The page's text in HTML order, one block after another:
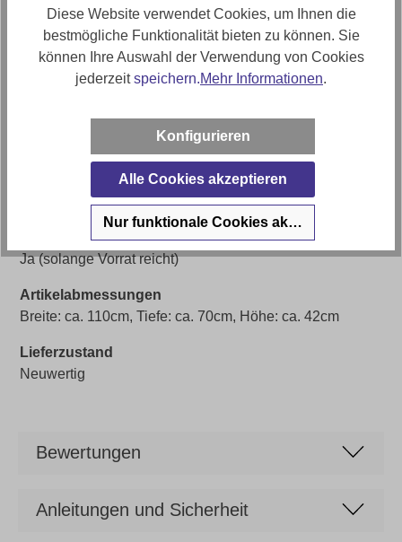
Irrtümer und Zwischenverkauf vorbehalten. Teilweise
können Ausstellungsstücke Gebrauchsspuren etc.
aufweisen. Den aktuellen Verfügbarkeitsstatus, sowie
nur über die Filiale.
Artikelnummer
0167001308-A
Sofort Lieferbar 🚚
Ja (solange Vorrat reicht)
Artikelabmessungen
Breite: ca. 110cm, Tiefe: ca. 70cm, Höhe: ca. 42cm
Lieferzustand
Neuwertig
Bewertungen
Anleitungen und Sicherheit
Diese Website verwendet Cookies, um Ihnen die
bestmögliche Funktionalität bieten zu können. Sie
können Ihre Auswahl der Verwendung von Cookies
jederzeitspeichern.Mehr Informationen.
Konfigurieren
Alle Cookies akzeptieren
Nur funktionale Cookies akzeptieren